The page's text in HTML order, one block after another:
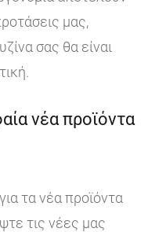
μας,
σας θα είναι
νέα προϊόντα
τα νέα προϊόντα
τις νέες μας